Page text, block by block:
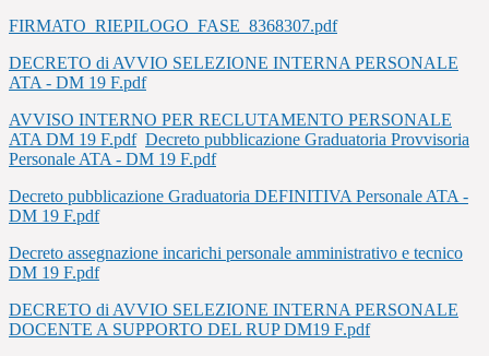
FIRMATO_RIEPILOGO_FASE_8368307.pdf
DECRETO di AVVIO SELEZIONE INTERNA PERSONALE
ATA - DM 19 F.pdf
AVVISO INTERNO PER RECLUTAMENTO PERSONALE
ATA DM 19 F.pdf Decreto pubblicazione Graduatoria Provvisoria
Personale ATA - DM 19 F.pdf
Decreto pubblicazione Graduatoria DEFINITIVA Personale ATA -
DM 19 F.pdf
Decreto assegnazione incarichi personale amministrativo e tecnico
DM 19 F.pdf
DECRETO di AVVIO SELEZIONE INTERNA PERSONALE
DOCENTE A SUPPORTO DEL RUP DM19 F.pdf